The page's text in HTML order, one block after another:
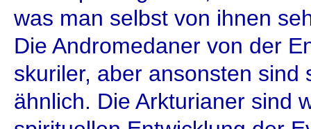
was man selbst von ihnen
Die Andromedaner von der
skuriler, aber ansonsten sind
ähnlich. Die Arkturianer sind